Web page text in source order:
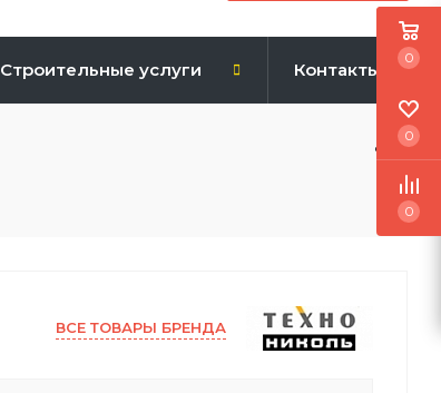
Строительные услуги Контакты
ВСЕ ТОВАРЫ БРЕНДА
0
0
0